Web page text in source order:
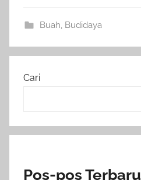
Buah Budidaya
Cari
Pos-pos Terbaru